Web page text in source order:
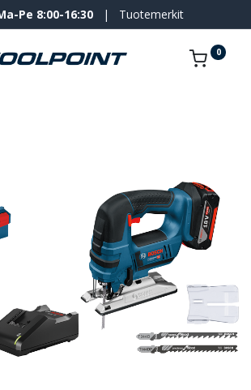
Pe 8:00-16:30 | Tuotemerkit
0